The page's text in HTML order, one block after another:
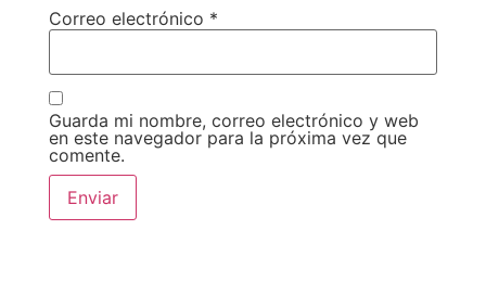
Correo electrónico *
Guarda mi nombre, correo electrónico y web
en este navegador para la próxima vez que
comente.